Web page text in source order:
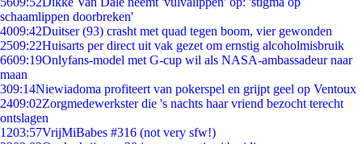
schaamlippen doorbreken'
4009:42Duitser (93) crasht met quad tegen boom, vier gewonden
2509:22Huisarts per direct uit vak gezet om ernstig alcoholmisbruik
6609:19Onlyfans-model met G-cup wil als NASA-ambassadeur naar
maan
309:14Niewiadoma profiteert van pokerspel en grijpt geel op Ventoux
2409:02Zorgmedewerkster die 's nachts haar vriend bezocht terecht
ontslagen
1203:57VrijMiBabes #316 (not very sfw!)